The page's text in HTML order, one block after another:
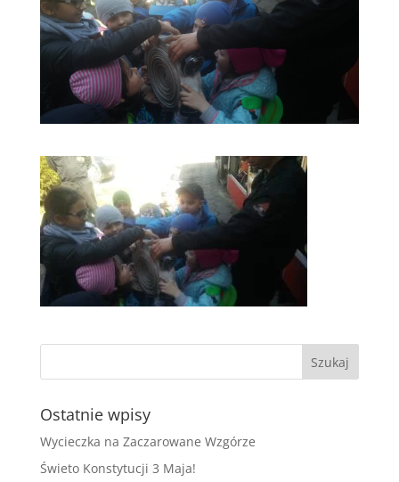
Ostatnie wpisy
Wycieczka na Zaczarowane Wzgórze
Świeto Konstytucji 3 Maja!